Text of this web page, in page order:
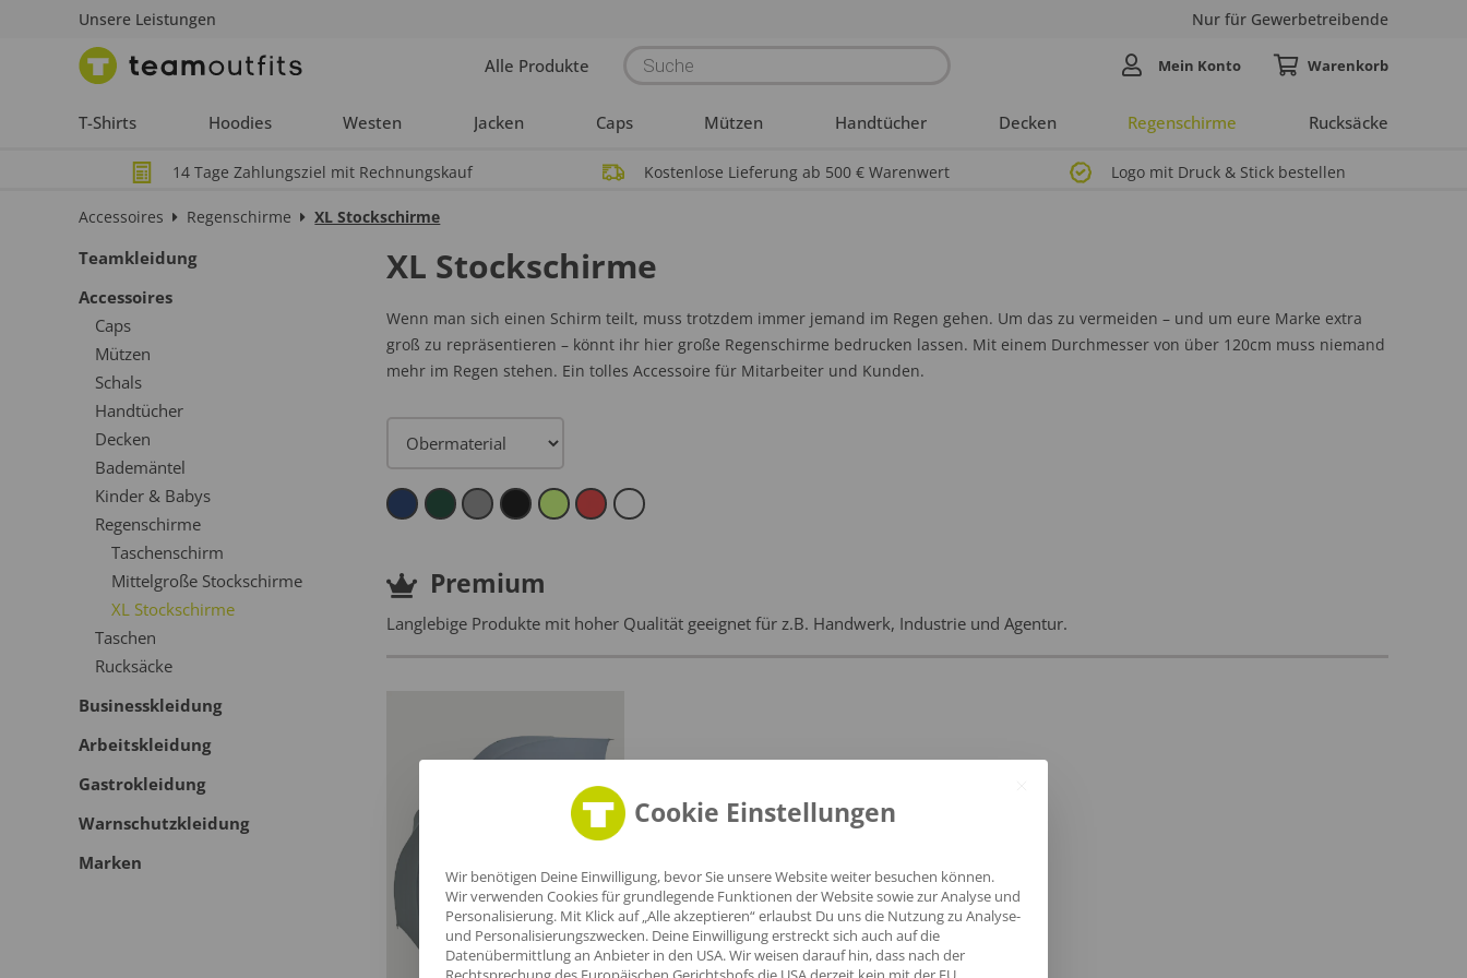
Unsere Leistungen Nur für Gewerbetreibende
Alle Produkte Products
search
T-Shirts Hoodies Westen Jacken Caps Mützen Handtücher Decken Regenschirme Rucksäcke
Mein Konto
14 Tage Zahlungsziel mit Rechnungskauf Kostenlose Lieferung ab 500 € Warenwert Logo mit Druck & Stick bestellen
Accessoires Regenschirme XL Stockschirme
Teamkleidung
Accessoires
Caps
Mützen
Schals
Handtücher
Decken
Bademäntel
Kinder & Babys
Regenschirme
Taschenschirm
Mittelgroße Stockschirme
XL Stockschirme
Taschen
Rucksäcke
Businesskleidung
Arbeitskleidung
Gastrokleidung
Warnschutzkleidung
Marken
XL Stockschirme
Wenn man sich einen Schirm teilt, muss trotzdem immer jemand im Regen gehen. Um das zu vermeiden – und um eure Marke extra
groß zu repräsentieren – könnt ihr hier große Regenschirme bedrucken lassen. Mit einem Durchmesser von über 120cm muss niemand
mehr im Regen stehen. Ein tolles Accessoire für Mitarbeiter und Kunden.
Premium
Langlebige Produkte mit hoher Qualität geeignet für z.B. Handwerk, Industrie und Agentur.
Cookie Einstellungen
Wir benötigen Deine Einwilligung, bevor Sie unsere Website weiter besuchen können.
Wir verwenden Cookies für grundlegende Funktionen der Website sowie zur Analyse und
Personalisierung. Mit Klick auf „Alle akzeptieren“ erlaubst Du uns die Nutzung zu Analyse-
und Personalisierungszwecken. Deine Einwilligung erstreckt sich auch auf die
Datenübermittlung an Anbieter in den USA. Wir weisen darauf hin, dass nach der